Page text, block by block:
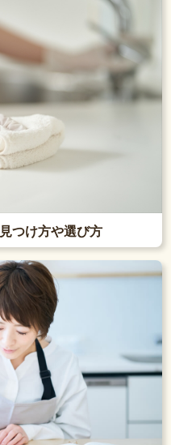
つけ方や選び方